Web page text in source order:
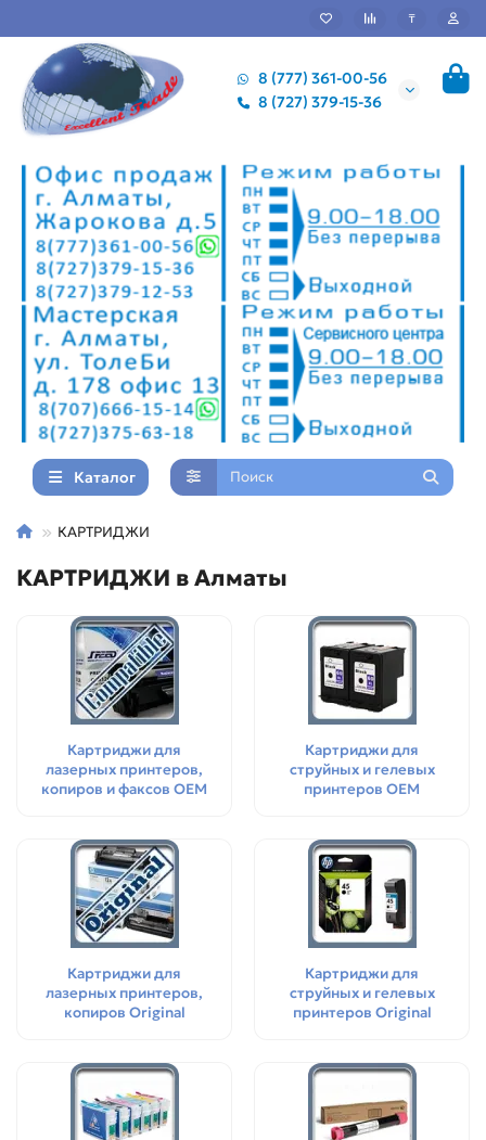
₸
8 (777) 361-00-56
8 (727) 379-15-36
Каталог
КАРТРИДЖИ
КАРТРИДЖИ в Алматы
Картриджи для
лазерных принтеров,
копиров и факсов OEM
Картриджи для
струйных и гелевых
принтеров OEM
Картриджи для
лазерных принтеров,
копиров Original
Картриджи для
струйных и гелевых
принтеров Original